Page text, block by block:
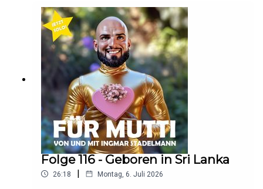
Folge 116 - Geboren in Sri Lanka
26:18 | Montag, 6. Juli 2026